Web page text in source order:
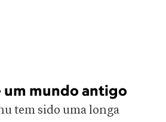
um mundo antigo
tem sido uma longa